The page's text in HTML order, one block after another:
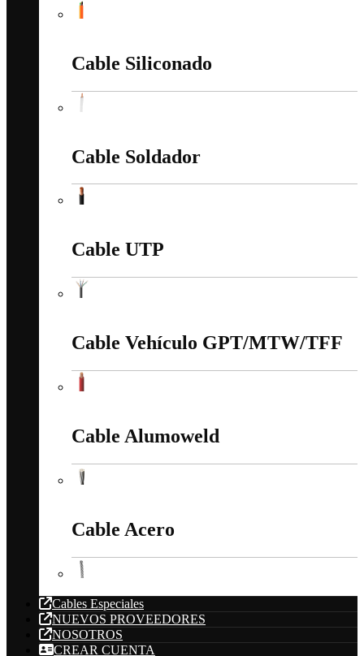
Cable Siliconado
Cable Soldador
Cable UTP
Cable Vehículo GPT/MTW/TFF
Cable Alumoweld
Cable Acero
Cables Especiales
NUEVOS PROVEEDORES
NOSOTROS
CREAR CUENTA